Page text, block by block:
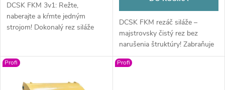
u
k
t
u
k
t
DCSK FKM 3v1: Režte,
naberajte a kŕmte jedným
strojom! Dokonalý rez siláže
nahradí viacero adaptérov a
DCSK FKM rezáč siláže –
majstrovsky čistý rez bez
narušenia štruktúry! Zabraňuje
druhotnej fermentácii a
minimalizuje straty krmiva.
Profi Profi